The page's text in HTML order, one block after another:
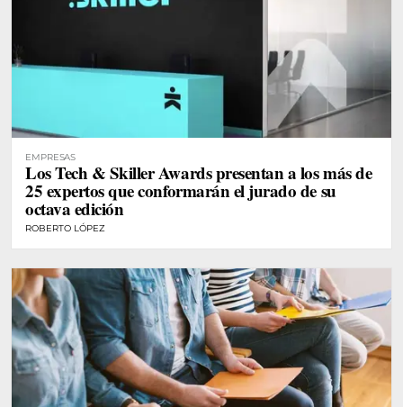
EMPRESAS
Los Tech & Skiller Awards presentan a los más de
25 expertos que conformarán el jurado de su
octava edición
ROBERTO LÓPEZ